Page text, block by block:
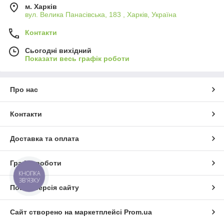
м. Харків
вул. Велика Панасівська, 183 , Харків, Україна
Контакти
Сьогодні вихідний
Показати весь графік роботи
Про нас
Контакти
Доставка та оплата
Графік роботи
Повна версія сайту
Сайт створено на маркетплейсі Prom.ua
КНОПКА
ЗВ'ЯЗКУ